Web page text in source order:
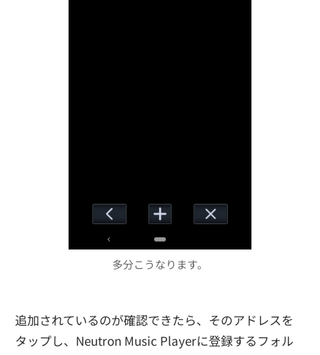
多分こうなります。
追加されているのが確認できたら、そのアドレスを
タップし、Neutron Music Playerに登録するフォル